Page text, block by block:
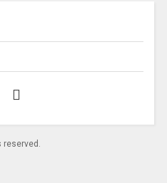
reserved.